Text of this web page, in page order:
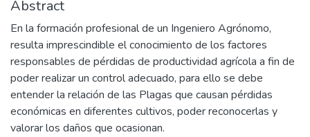
Abstract
En la formación profesional de un Ingeniero Agrónomo,
resulta imprescindible el conocimiento de los factores
responsables de pérdidas de productividad agrícola a fin de
poder realizar un control adecuado, para ello se debe
entender la relación de las Plagas que causan pérdidas
económicas en diferentes cultivos, poder reconocerlas y
valorar los daños que ocasionan.